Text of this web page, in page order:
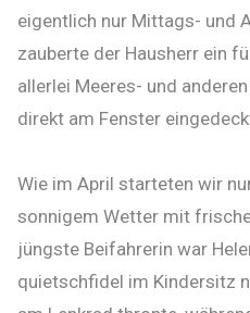
eigentlich nur Mittags- und
zauberte der Hausherr ein
allerlei Meeres- und
direkt am Fenster
Wie im April starteten wir
sonnigem Wetter mit
jüngste Beifahrerin war
quietschfidel im Kindersitz